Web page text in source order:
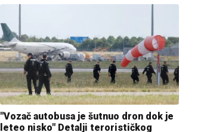
"Vozač autobusa je šutnuo dron dok je
leteo nisko" Detalji terorističkog